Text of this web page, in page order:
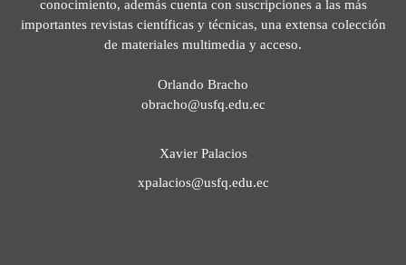
conocimiento, además cuenta con suscripciones a las más
importantes revistas científicas y técnicas, una extensa colección
de materiales multimedia y acceso.
Orlando Bracho
obracho@usfq.edu.ec
Xavier Palacios
xpalacios@usfq.edu.ec